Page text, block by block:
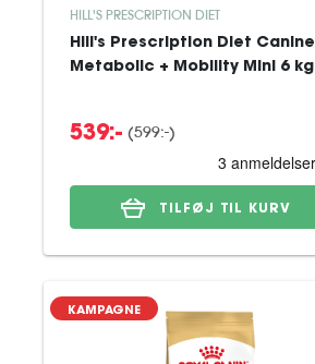
HILL'S PRESCRIPTION DIET
Hill's Prescription Diet Canine
Metabolic + Mobility Mini 6 kg
539:- (599:-)
TILFØJ TIL KURV
KAMPAGNE